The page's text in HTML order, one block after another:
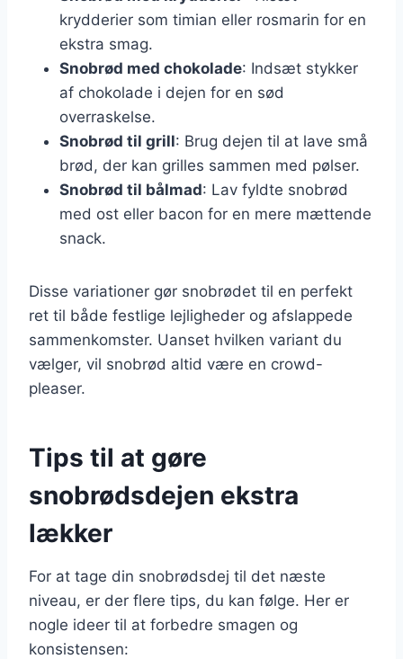
krydderier som timian eller rosmarin for en
ekstra smag.
Snobrød med chokolade: Indsæt stykker
af chokolade i dejen for en sød
overraskelse.
Snobrød til grill: Brug dejen til at lave små
brød, der kan grilles sammen med pølser.
Snobrød til bålmad: Lav fyldte snobrød
med ost eller bacon for en mere mættende
snack.
Disse variationer gør snobrødet til en perfekt
ret til både festlige lejligheder og afslappede
sammenkomster. Uanset hvilken variant du
vælger, vil snobrød altid være en crowd-
pleaser.
Tips til at gøre
snobrødsdejen ekstra
lækker
For at tage din snobrødsdej til det næste
niveau, er der flere tips, du kan følge. Her er
nogle ideer til at forbedre smagen og
konsistensen: